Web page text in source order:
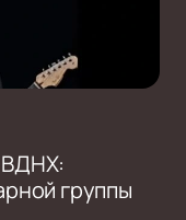
группы